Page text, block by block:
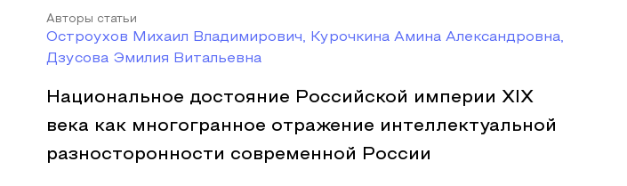
Авторы статьи
Остроухов Михаил Владимирович, Курочкина Амина Александровна,
Дзусова Эмилия Витальевна
Национальное достояние Российской империи XIX
века как многогранное отражение интеллектуальной
разносторонности современной России